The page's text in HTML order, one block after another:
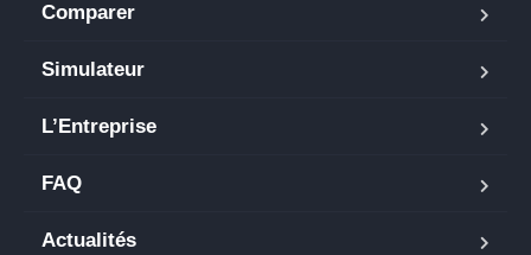
Comparer
Simulateur
L’Entreprise
FAQ
Actualités